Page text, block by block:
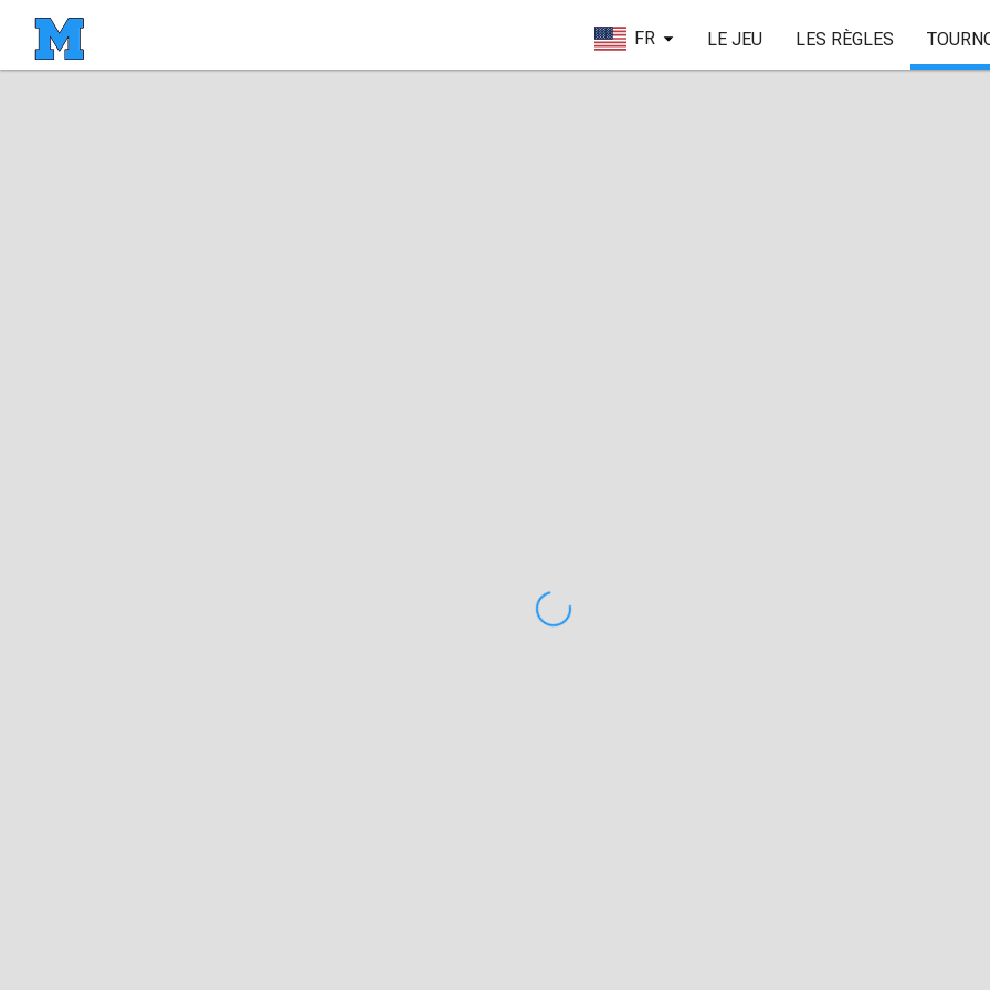
FR LE JEU LES RÈGLES